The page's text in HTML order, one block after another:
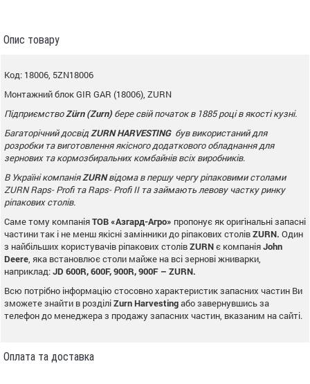
Опис товару
Код: 18006, 5ZN18006
Монтажний блок GIR GAR (18006), ZURN
Підприємство Zürn (Zurn) бере свій початок в 1885 році в якості кузні.
Багаторічний досвід ZURN HARVESTING був використаний для
розробки та виготовлення якісного додаткового обладнання для
зернових та кормозбиральних комбайнів всіх виробників.
В Україні компанія ZURN відома в першу чергу ріпаковими столами
ZURN Raps- Profi та Raps- Profi II та займають левову частку ринку
ріпакових столів.
Саме тому компаніяТОВ «Азгард-Агро» пропонує як оригінальні запасні
частини так і не менш якісні замінники до ріпакових столівZURN. Один
з найбільших користувачів ріпакових столівZURNє компаніяJohn
Deere , яка встановлює столи майже на всі зернові жниварки,
наприклад:JD 600R, 600F, 900R, 900F – ZURN.
Всю потрібно інформацію стосовно характеристик запасних частин Ви
зможете знайти в розділіZurnHarvestingабо завернувшись за
телефон до менеджера з продажу запасних частин, вказаним на сайті.
Оплата та доставка